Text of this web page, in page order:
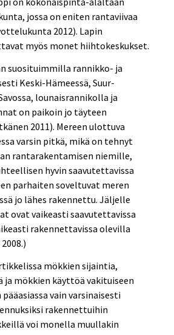
jossa on eniten rantaviivaa
2012). Lapin
myös monet hiihtokeskukset.
suosituimmilla rannikko- ja
Keski-Hämeessä, Suur-
lounaisrannikolla ja
on paikoin jo täyteen
2011). Mereen ulottuva
varsin pitkä, mikä on tehnyt
rantarakentamisen niemille,
hyvin saavutettavissa
parhaiten soveltuvat meren
jo lähes rakennettu. Jäljelle
ovat vaikeasti saavutettavissa
rakennettavissa olevilla
mökkien sijaintia,
ja mökkien käyttöä vakituiseen
vain varsinaisesti
rakennettuihin
voi monella muullakin